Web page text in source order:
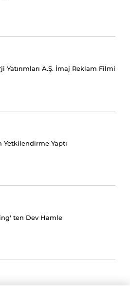
Yatırımları A.Ş. İmaj Reklam Filmi
Yaptı
ten Dev Hamle